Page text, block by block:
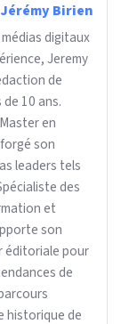
Jérémy Birien
digitaux
Jeremy
de
10 ans.
en
son
leaders tels
des
et
son
éditoriale pour
de
historique de